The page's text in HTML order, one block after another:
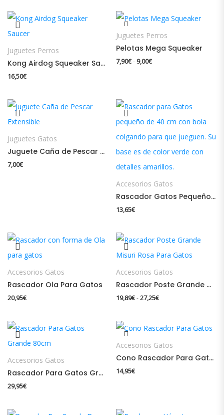
Juguetes Perros
Kong Airdog Squeaker Saucer
16,50€
Juguetes Perros
Pelotas Mega Squeaker
7,90€- 9,00€Rango de precios:
Juguetes Gatos
Juguete Caña de Pescar Extensible
7,00€
Accesorios Gatos
Rascador Gatos Pequeño 40cm
13,65€
Accesorios Gatos
Rascador Ola Para Gatos
20,95€
Accesorios Gatos
Rascador Poste Grande Misuri Rosa Para Gatos
19,89€-27,25€Rango de precios:
Accesorios Gatos
Rascador Para Gatos Grande 80cm
29,95€
Accesorios Gatos
Cono Rascador Para Gatos
14,95€